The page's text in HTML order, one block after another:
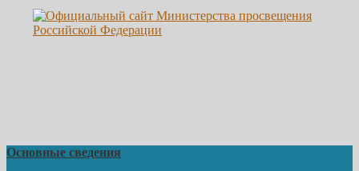
Основные сведения